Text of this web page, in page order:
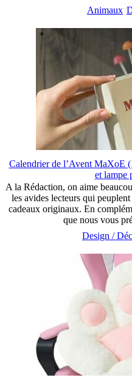
Animaux
Calendrier de l’Avent MaXoE
et lampe
A la Rédaction, on aime
les avides lecteurs qui
cadeaux originaux. En
que nous vous
Design /